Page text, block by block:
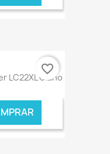
€ ONLINE
LC22XL Ciano
favorite_border